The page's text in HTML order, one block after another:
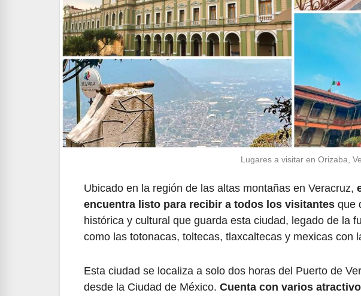
Lugares a visitar en Orizaba,
Ubicado en la región de las altas montañas en Veracruz,
encuentra listo para recibir a todos los visitantes que
histórica y cultural que guarda esta ciudad, legado de la
como las totonacas, toltecas, tlaxcaltecas y mexicas con
Esta ciudad se localiza a solo dos horas del Puerto de
desde la Ciudad de México. Cuenta con varios